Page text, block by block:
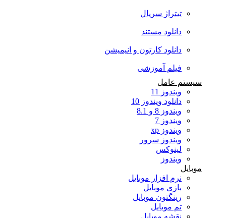
تیتراژ سریال
دانلود مستند
دانلود کارتون و انیمیشن
فیلم آموزشی
سیستم عامل
ویندوز 11
دانلود ویندوز 10
ویندوز 8 و 8.1
ویندوز 7
ویندوز xp
ویندوز سرور
لینوکس
ویندوز
نرم افزار موبایل
بازی موبایل
رینگتون موبایل
تم موبایل
نقشه موبایل